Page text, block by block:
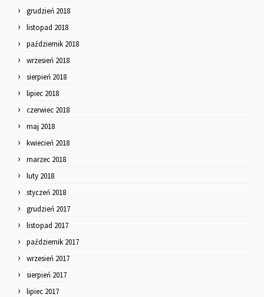
grudzień 2018
listopad 2018
październik 2018
wrzesień 2018
sierpień 2018
lipiec 2018
czerwiec 2018
maj 2018
kwiecień 2018
marzec 2018
luty 2018
styczeń 2018
grudzień 2017
listopad 2017
październik 2017
wrzesień 2017
sierpień 2017
lipiec 2017